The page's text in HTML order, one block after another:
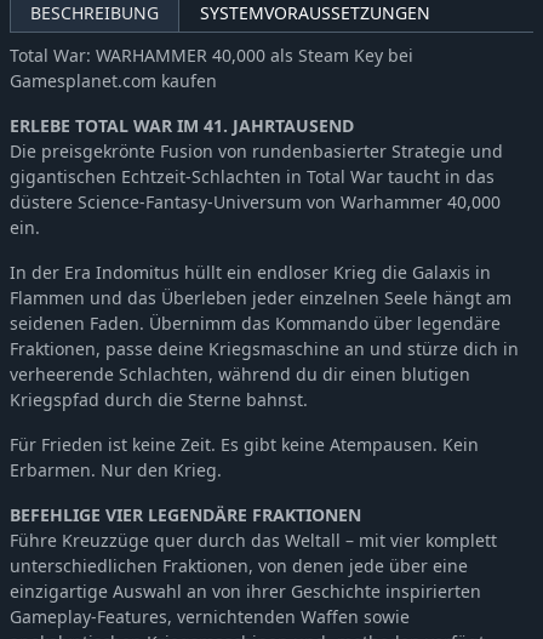
BESCHREIBUNG
SYSTEMVORAUSSETZUNGEN
Total War: WARHAMMER 40,000 als Steam Key bei
Gamesplanet.com kaufen
ERLEBE TOTAL WAR IM 41. JAHRTAUSEND
Die preisgekrönte Fusion von rundenbasierter Strategie und
gigantischen Echtzeit-Schlachten in Total War taucht in das
düstere Science-Fantasy-Universum von Warhammer 40,000
ein.
In der Era Indomitus hüllt ein endloser Krieg die Galaxis in
Flammen und das Überleben jeder einzelnen Seele hängt am
seidenen Faden. Übernimm das Kommando über legendäre
Fraktionen, passe deine Kriegsmaschine an und stürze dich in
verheerende Schlachten, während du dir einen blutigen
Kriegspfad durch die Sterne bahnst.
Für Frieden ist keine Zeit. Es gibt keine Atempausen. Kein
Erbarmen. Nur den Krieg.
BEFEHLIGE VIER LEGENDÄRE FRAKTIONEN
Führe Kreuzzüge quer durch das Weltall – mit vier komplett
unterschiedlichen Fraktionen, von denen jede über eine
einzigartige Auswahl an von ihrer Geschichte inspirierten
Gameplay-Features, vernichtenden Waffen sowie